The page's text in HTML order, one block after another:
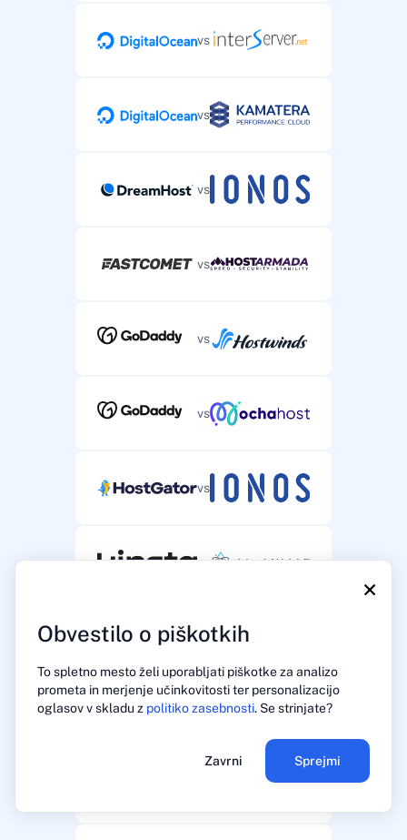
×
Obvestilo o piškotkih
To spletno mesto želi uporabljati piškotke za analizo
prometa in merjenje učinkovitosti ter personalizacijo
oglasov v skladu z politiko zasebnosti. Se strinjate?
Zavrni Sprejmi
vs
vs
vs
vs
vs
vs
vs
vs
vs
vs